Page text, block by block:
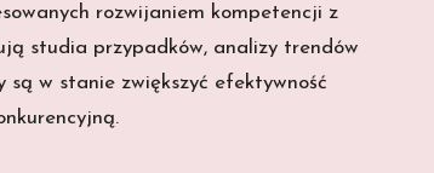
rozwijaniem kompetencji z
studia przypadków, analizy trendów
w stanie zwiększyć efektywność